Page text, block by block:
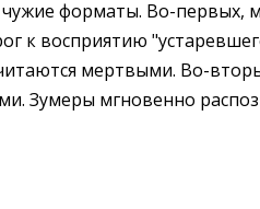
форматы. Во-первых,
к восприятию
мертвыми. Во-
Зумеры мгновенно